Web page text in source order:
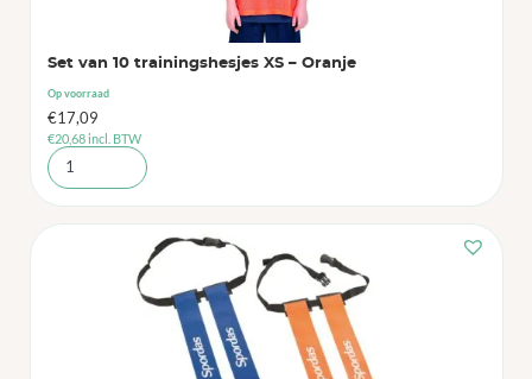
Set van 10 trainingshesjes XS – Oranje
Op voorraad
€17,09
€20,68incl. BTW